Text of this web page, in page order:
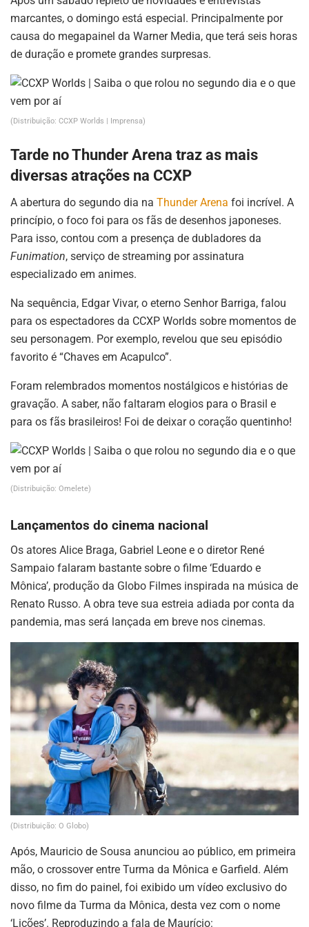
marcantes, o domingo está especial. Principalmente por
causa do megapainel da Warner Media, que terá seis horas
de duração e promete grandes surpresas.
(Distribuição: CCXP Worlds | Imprensa)
Tarde no Thunder Arena traz as mais
diversas atrações na CCXP
A abertura do segundo dia na Thunder Arena foi incrível. A
princípio, o foco foi para os fãs de desenhos japoneses.
Para isso, contou com a presença de dubladores da
Funimation, serviço de streaming por assinatura
especializado em animes.
Na sequência, Edgar Vivar, o eterno Senhor Barriga, falou
para os espectadores da CCXP Worlds sobre momentos de
seu personagem. Por exemplo, revelou que seu episódio
favorito é “Chaves em Acapulco”.
Foram relembrados momentos nostálgicos e histórias de
gravação. A saber, não faltaram elogios para o Brasil e
para os fãs brasileiros! Foi de deixar o coração quentinho!
(Distribuição: Omelete)
Lançamentos do cinema nacional
Os atores Alice Braga, Gabriel Leone e o diretor René
Sampaio falaram bastante sobre o filme ‘Eduardo e
Mônica’, produção da Globo Filmes inspirada na música de
Renato Russo. A obra teve sua estreia adiada por conta da
pandemia, mas será lançada em breve nos cinemas.
(Distribuição: O Globo)
Após, Mauricio de Sousa anunciou ao público, em primeira
mão, o crossover entre Turma da Mônica e Garfield. Além
disso, no fim do painel, foi exibido um vídeo exclusivo do
novo filme da Turma da Mônica, desta vez com o nome
‘Lições’. Reproduzindo a fala de Maurício: